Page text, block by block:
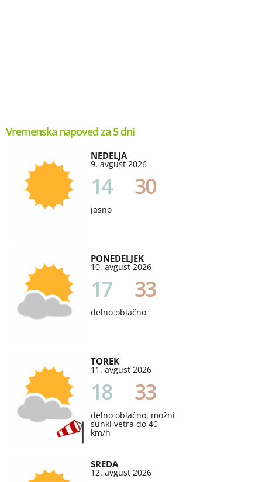
Vremenska napoved za 5 dni
NEDELJA
9. avgust 2026
14 30
jasno
PONEDELJEK
10. avgust 2026
17 33
delno oblačno
TOREK
11. avgust 2026
18 33
delno oblačno, možni
sunki vetra do 40
km/h
SREDA
12. avgust 2026